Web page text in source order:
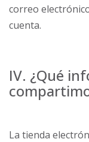
correo
cuenta.
IV. ¿Qué
La tienda